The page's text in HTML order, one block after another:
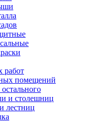
работ
помещений
и столешниц
лестниц